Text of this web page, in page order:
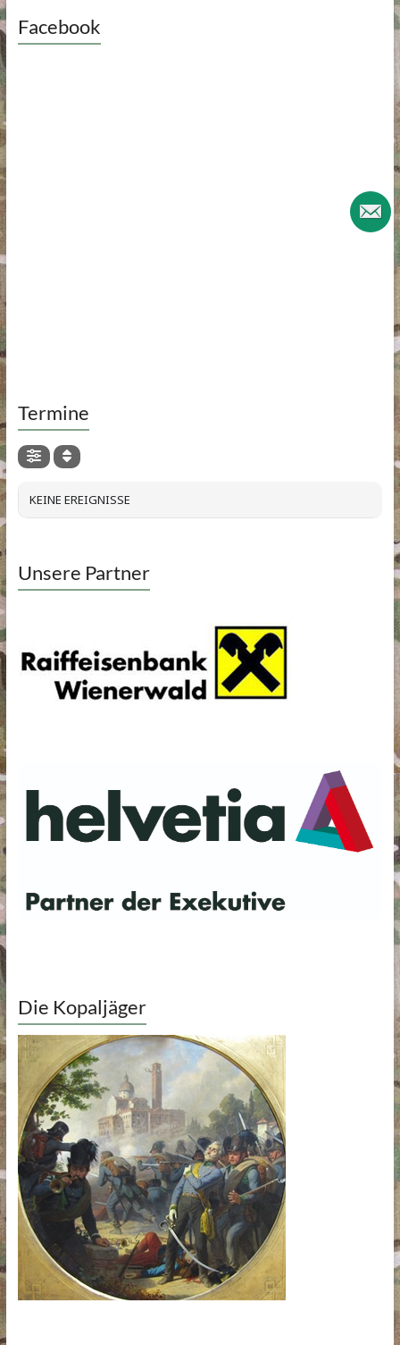
Facebook
Termine
KEINE EREIGNISSE
Unsere Partner
Die Kopaljäger